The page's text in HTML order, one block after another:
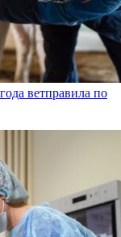
ветправила по